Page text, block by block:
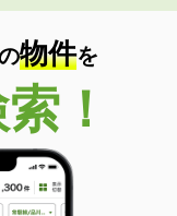
東町
物件を
！